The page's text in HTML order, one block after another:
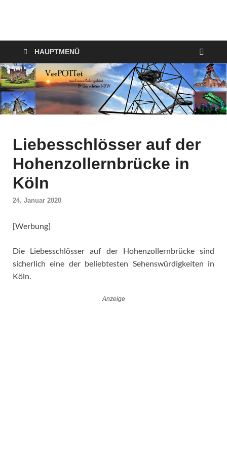
VerPOTTet
HAUPTMENÜ
Liebesschlösser auf der
Hohenzollernbrücke in
Köln
24. Januar 2020
[Werbung]
Die Liebesschlösser auf der Hohenzollernbrücke sind
sicherlich eine der beliebtesten Sehenswürdigkeiten in
Köln.